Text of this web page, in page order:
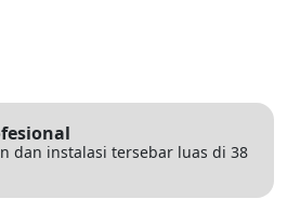
dan instalasi tersebar luas di 38